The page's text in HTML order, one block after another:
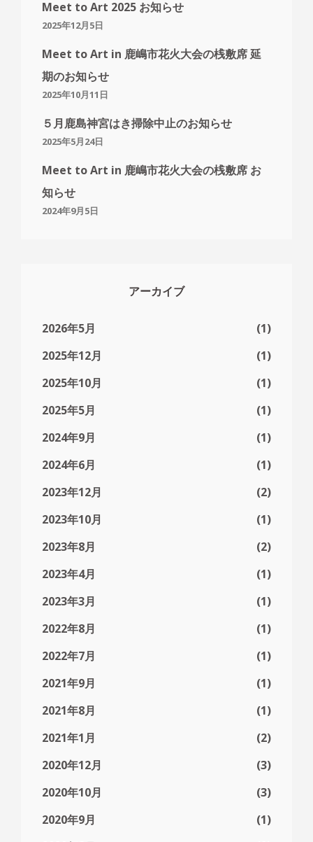
期
の
知
せ
Meet to Art 2025 お知らせ
2025年12月5日
Meet to Art in 鹿嶋市花火大会の桟敷席 延
期のお知らせ
2025年10月11日
５月鹿島神宮はき掃除中止のお知らせ
2025年5月24日
Meet to Art in 鹿嶋市花火大会の桟敷席 お
知らせ
2024年9月5日
アーカイブ
2026年5月
(1)
2025年12月
(1)
2025年10月
(1)
2025年5月
(1)
2024年9月
(1)
2024年6月
(1)
2023年12月
(2)
2023年10月
(1)
2023年8月
(2)
2023年4月
(1)
2023年3月
(1)
2022年8月
(1)
2022年7月
(1)
2021年9月
(1)
2021年8月
(1)
2021年1月
(2)
2020年12月
(3)
2020年10月
(3)
2020年9月
(1)